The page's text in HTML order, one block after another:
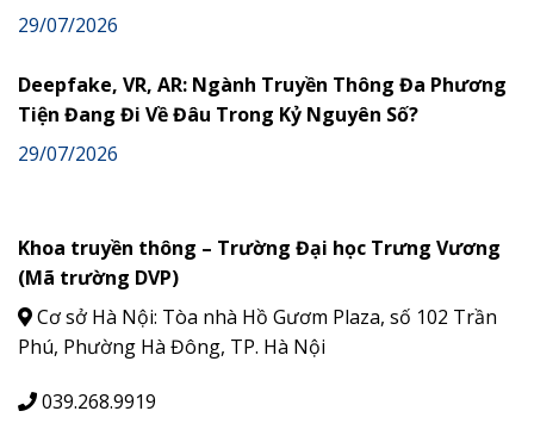
29/07/2026
Deepfake, VR, AR: Ngành Truyền Thông Đa Phương
Tiện Đang Đi Về Đâu Trong Kỷ Nguyên Số?
29/07/2026
Khoa truyền thông – Trường Đại học Trưng Vương
(Mã trường DVP)
Cơ sở Hà Nội: Tòa nhà Hồ Gươm Plaza, số 102 Trần
Phú, Phường Hà Đông, TP. Hà Nội
039.268.9919